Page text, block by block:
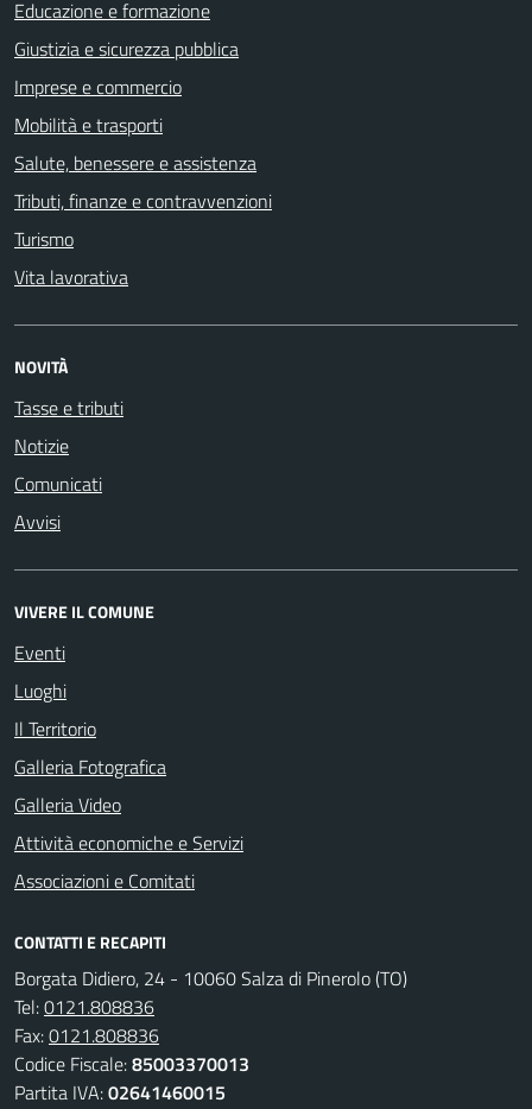
Educazione e formazione
Giustizia e sicurezza pubblica
Imprese e commercio
Mobilità e trasporti
Salute, benessere e assistenza
Tributi, finanze e contravvenzioni
Turismo
Vita lavorativa
NOVITÀ
Tasse e tributi
Notizie
Comunicati
Avvisi
VIVERE IL COMUNE
Eventi
Luoghi
Il Territorio
Galleria Fotografica
Galleria Video
Attività economiche e Servizi
Associazioni e Comitati
CONTATTI E RECAPITI
Borgata Didiero, 24 - 10060 Salza di Pinerolo (TO)
Tel:0121.808836
Fax:0121.808836
Codice Fiscale:85003370013
Partita IVA:02641460015